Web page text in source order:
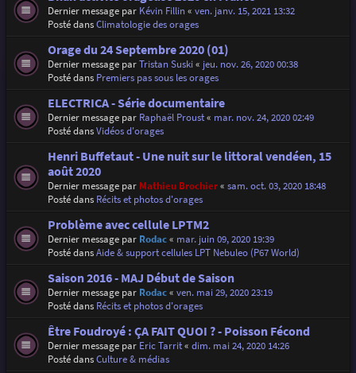
Dernier message par Kévin Fillin« ven. janv. 15, 2021 13:32
Posté dansClimatologie des orages
Orage du 24 Septembre 2020 (01)
Dernier message parTristan Suski« jeu. nov. 26, 2020 00:38
Posté dans Premiers pas sous les orages
ELECTRICA - Série documentaire
Dernier message par Raphaël Proust« mar. nov. 24, 2020 02:49
Posté dansVidéos d'orages
Henri Buffetaut - Une nuit sur le littoral vendéen, 15
août 2020
Dernier message par Mathieu Brochier« sam. oct. 03, 2020 18:48
Posté dans Récits et photos d'orages
Problème avec cellule LPTM2
Dernier message par Rodac« mar. juin 09, 2020 19:39
Posté dansAide & support cellules LPT Nebuleo (P67 World)
Saison 2016 - MAJ Début de Saison
Dernier message par Rodac« ven. mai 29, 2020 23:19
Posté dans Récits et photos d'orages
Être Foudroyé : ÇA FAIT QUOI ? - Poisson Fécond
Dernier message par Eric Tarrit« dim. mai 24, 2020 14:26
Posté dansCulture & médias